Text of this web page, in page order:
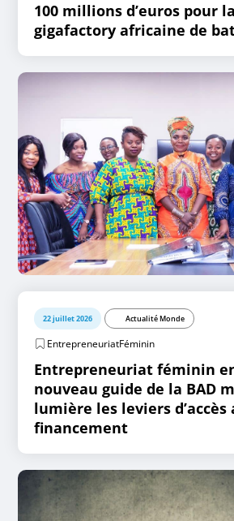
100 millions d’euros pour
gigafactory africaine de
22 juillet 2026 Actualité Monde
EntrepreneuriatFéminin
Entrepreneuriat féminin
nouveau guide de la BAD
lumière les leviers d’accès
financement